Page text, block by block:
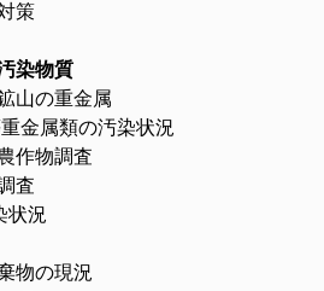
染物質
山の重金属
類の汚染状況
調査
況
物の現況